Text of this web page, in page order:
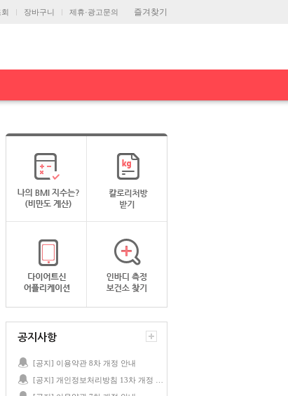
즐겨찾기
장바구니 제휴·광고문의
공지사항
[공지] 이용약관 8차 개정 안내